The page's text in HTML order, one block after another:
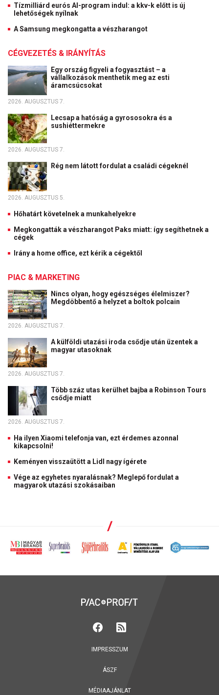
Tízmilliárd eurós AI-program indul: a kkv-k előtt is új
lehetőségek nyílnak
A Samsung megkongatta a vészharangot
CÉGVEZETÉS & IRÁNYÍTÁS
Egy ország figyeli a fogyasztást – a
vállalkozások menthetik meg az esti
áramcsúcsokat
2026. AUGUSZTUS 7.
Lecsap a hatóság a gyrososokra és a
sushiéttermekre
2026. AUGUSZTUS 7.
Rég nem látott fordulat a családi cégeknél
2026. AUGUSZTUS 5.
Hőhatárt követelnek a munkahelyekre
Megkongatták a vészharangot Paks miatt: így segíthetnek a
cégek
Irány a home office, ezt kérik a cégektől
PIAC & MARKETING
Nincs olyan, hogy egészséges élelmiszer?
Megdöbbentő a helyzet a boltok polcain
2026. AUGUSZTUS 7.
A külföldi utazási iroda csődje után üzentek a
magyar utasoknak
2026. AUGUSZTUS 7.
Több száz utas kerülhet bajba a Robinson Tours
csődje miatt
2026. AUGUSZTUS 7.
Ha ilyen Xiaomi telefonja van, ezt érdemes azonnal
kikapcsolni!
Keményen visszaütött a Lidl nagy ígérete
Vége az egyhetes nyaralásnak? Meglepő fordulat a
magyarok utazási szokásaiban
IMPRESSZUM
ÁSZF
MÉDIAAJÁNLAT